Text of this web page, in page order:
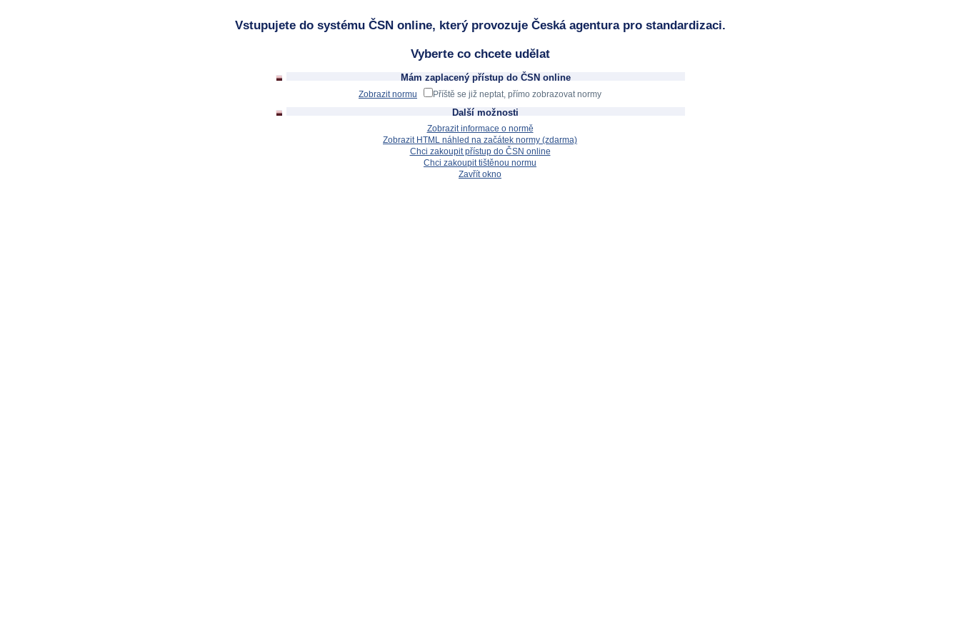
Vstupujete do systému ČSN online, který provozuje Česká agentura pro standardizaci.
Vyberte co chcete udělat
Mám zaplacený přístup do ČSN online
Zobrazit normu Příště se již neptat, přímo zobrazovat normy
Další možnosti
Zobrazit informace o normě
Zobrazit HTML náhled na začátek normy (zdarma)
Chci zakoupit přístup do ČSN online
Chci zakoupit tištěnou normu
Zavřít okno